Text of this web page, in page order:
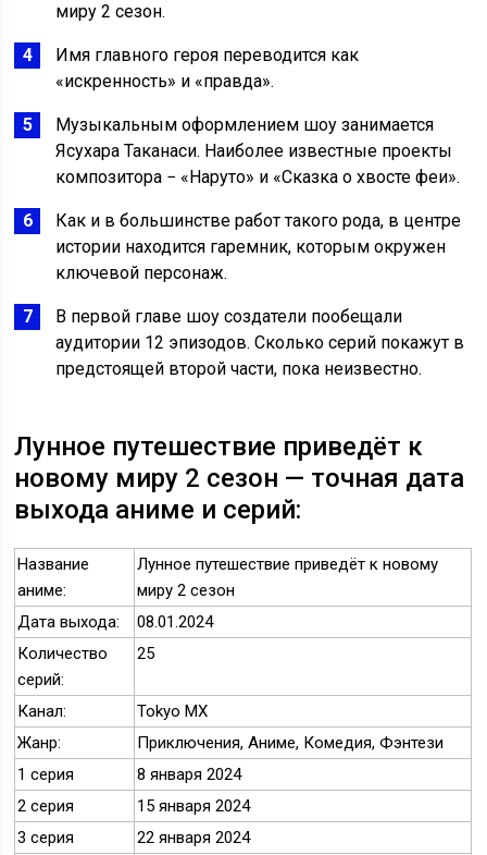
миру 2 сезон.
Имя главного героя переводится как
«искренность» и «правда».
Музыкальным оформлением шоу занимается
Ясухара Таканаси. Наиболее известные проекты
композитора − «Наруто» и «Сказка о хвосте феи».
Как и в большинстве работ такого рода, в центре
истории находится гаремник, которым окружен
ключевой персонаж.
В первой главе шоу создатели пообещали
аудитории 12 эпизодов. Сколько серий покажут в
предстоящей второй части, пока неизвестно.
Лунное путешествие приведёт к
новому миру 2 сезон — точная дата
выхода аниме и серий:
Название
аниме:
Лунное путешествие приведёт к новому
миру 2 сезон
Дата выхода:
08.01.2024
Количество
серий:
25
Канал:
Tokyo MX
Жанр:
Приключения, Аниме, Комедия, Фэнтези
1 серия
8 января 2024
2 серия
15 января 2024
3 серия
22 января 2024